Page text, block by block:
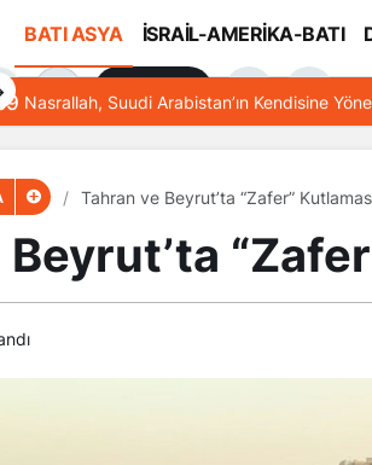
BATI ASYA İSRAİL-AMERİKA-BATI
Nasrallah, Suudi Arabistan’ın Kendisine
Tahran ve Beyrut’ta “Zafer”